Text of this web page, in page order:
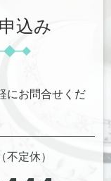
込み
にお問合せくだ
定休）